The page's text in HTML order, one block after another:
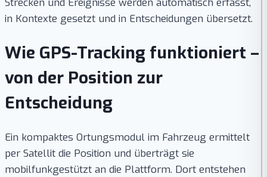
in Kontexte gesetzt und in Entscheidungen übersetzt.
Wie GPS-Tracking funktioniert –
von der Position zur
Entscheidung
Ein kompaktes Ortungsmodul im Fahrzeug ermittelt
per Satellit die Position und überträgt sie
mobilfunkgestützt an die Plattform. Dort entstehen